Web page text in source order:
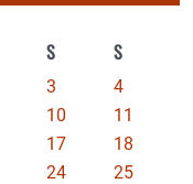
S S
3
4
10
11
17
18
24
25